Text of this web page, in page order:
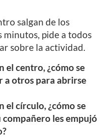
salgan de los
minutos, pide a todos
sobre la actividad.
el centro, ¿cómo se
a otros para abrirse
el círculo, ¿cómo se
les empujó